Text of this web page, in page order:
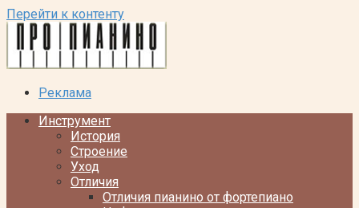
Перейти к контенту
Реклама
Инструмент
История
Строение
Уход
Отличия
Отличия пианино от фортепиано